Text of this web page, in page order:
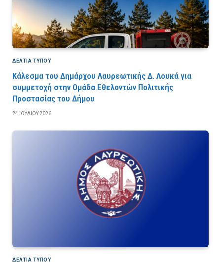
ΔΕΛΤΙΑ ΤΥΠΟΥ
Κάλεσμα του Δημάρχου Λαυρεωτικής Δ. Λουκά για
συμμετοχή στην Ομάδα Εθελοντών Πολιτικής
Προστασίας του Δήμου
24 ΙΟΥΛΊΟΥ 2026
ΔΕΛΤΙΑ ΤΥΠΟΥ